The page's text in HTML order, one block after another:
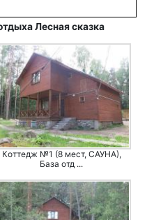
Лесная сказка
Коттедж №1 (8 мест, САУНА),
База отд ...